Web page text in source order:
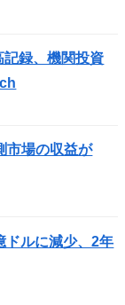
録、機関投資
市場の収益が
ドルに減少、2年